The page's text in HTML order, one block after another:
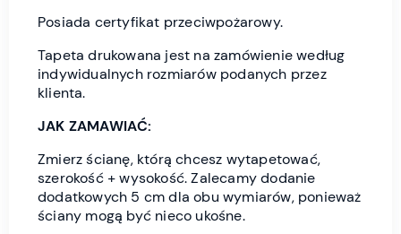
Posiada certyfikat przeciwpożarowy.
Tapeta drukowana jest na zamówienie według
indywidualnych rozmiarów podanych przez
klienta.
JAK ZAMAWIAĆ:
Zmierz ścianę, którą chcesz wytapetować,
szerokość + wysokość. Zalecamy dodanie
dodatkowych 5 cm dla obu wymiarów, ponieważ
ściany mogą być nieco ukośne.